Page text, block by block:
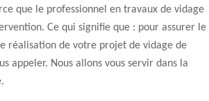
que le professionnel en travaux de vidage
Ce qui signifie que : pour assurer le
réalisation de votre projet de vidage de
appeler. Nous allons vous servir dans la